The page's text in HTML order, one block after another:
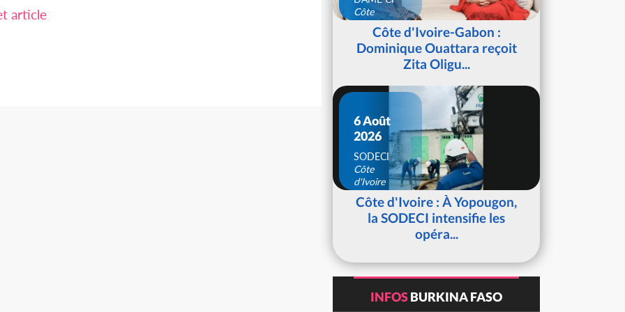
article
Côte
d'IvoireCôte d'Ivoire-Gabon :
Dominique Ouattara reçoit
Zita Oligu...
6 Août
2026
SODECI
Côte
d'Ivoire
Côte d'Ivoire : À Yopougon,
la SODECI intensifie les
opéra...
INFOSBURKINA FASO